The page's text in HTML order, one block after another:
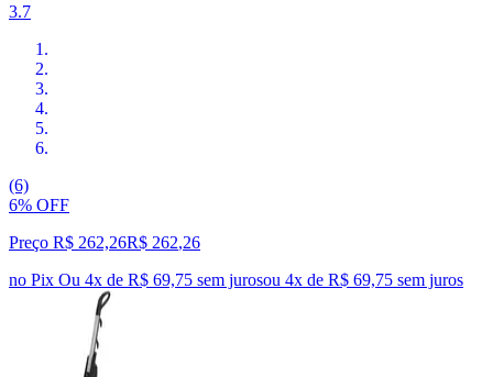
3.7
(6)
6% OFF
Preço R$ 262,26R$ 262,26
no Pix Ou 4x de R$ 69,75 sem jurosou 4x de R$ 69,75 sem juros